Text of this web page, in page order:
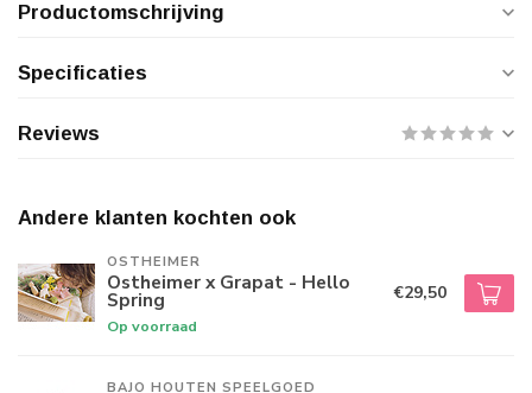
Productomschrijving
Specificaties
Reviews
Andere klanten kochten ook
OSTHEIMER
Ostheimer x Grapat - Hello
Spring
Op voorraad
€29,50
BAJO HOUTEN SPEELGOED